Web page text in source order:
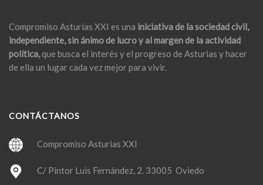
Compromiso Asturias XXI es una iniciativa de la sociedad civil,
independiente, sin ánimo de lucro y al margen de la actividad
política,que busca el interés y el progreso de Asturias y hacer
de ella un lugar cada vez mejor para vivir.
CONTÁCTANOS
Compromiso Asturias XXI
C/ Pintor Luis Fernández, 2. 33005 Oviedo